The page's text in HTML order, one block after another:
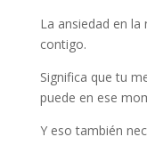
La ansiedad en
contigo.
Significa que tu
puede en ese
Y eso también